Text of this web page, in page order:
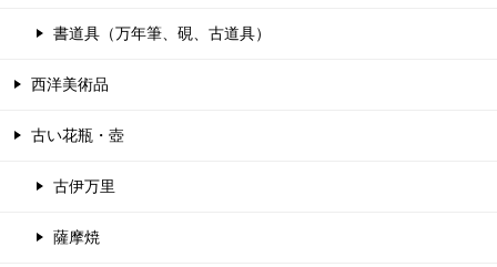
書道具（万年筆、硯、古道具）
西洋美術品
古い花瓶・壺
古伊万里
薩摩焼